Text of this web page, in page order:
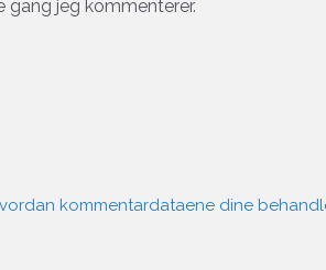
gang jeg kommenterer.
kommentardataene dine